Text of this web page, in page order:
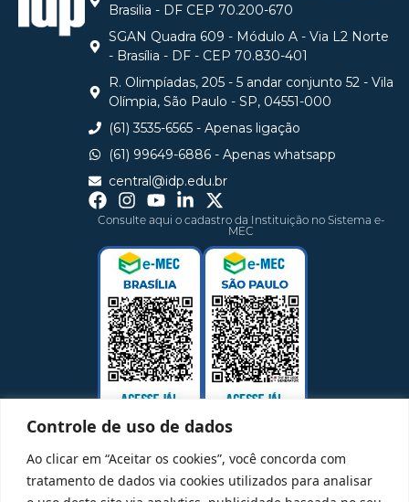
Controle de uso de dados
Ao clicar em “Aceitar os cookies”, você concorda com
tratamento de dados via cookies utilizados para analisar
Brasilia - DF CEP 70.200-670
SGAN Quadra 609 - Módulo A - Via L2 Norte
- Brasília - DF - CEP 70.830-401
R. Olimpíadas, 205 - 5 andar conjunto 52 - Vila
Olímpia, São Paulo - SP, 04551-000
(61) 3535-6565 - Apenas ligação
(61) 99649-6886 - Apenas whatsapp
central@idp.edu.br
Consulte aqui o cadastro da Instituição no Sistema e-
MEC